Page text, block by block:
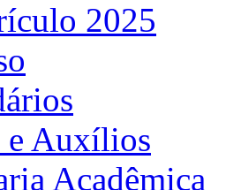
2025
e Auxílios
Acadêmica